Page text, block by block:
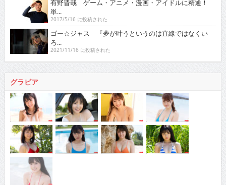
有野晋哉 ゲーム・アニメ・漫画・アイドルに精通！
単...
2017/5/16 に投稿された
ゴー☆ジャス 『夢が叶うというのは直線ではなくい
ろ...
2021/11/16 に投稿された
グラビア